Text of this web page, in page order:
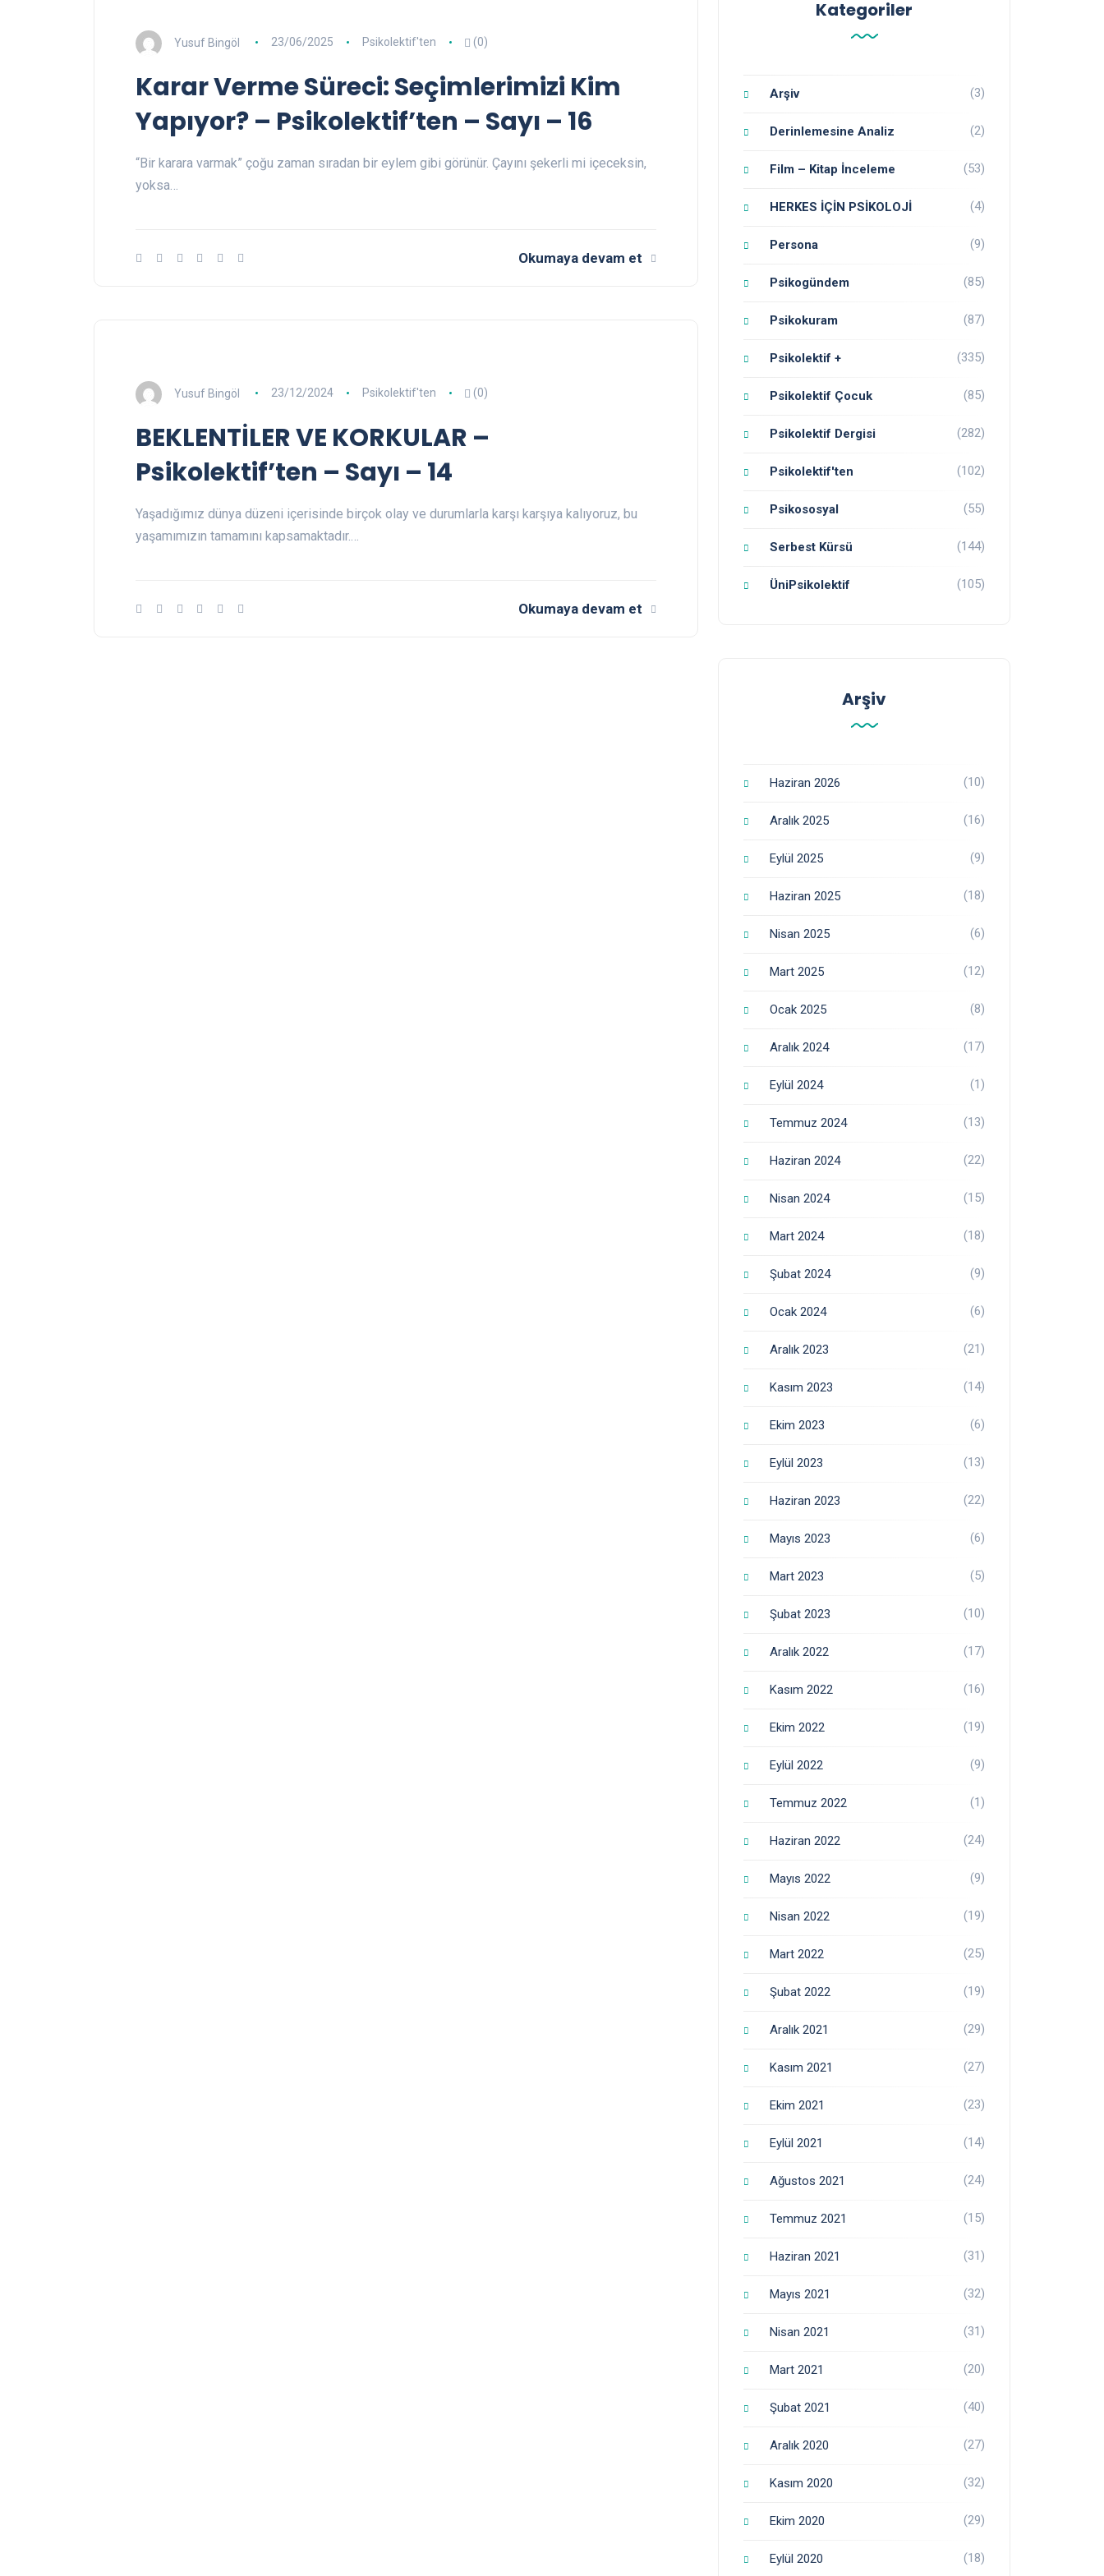
Yusuf Bingöl 23/06/2025 Psikolektif'ten (0)
Karar Verme Süreci: Seçimlerimizi Kim
Yapıyor? – Psikolektif’ten – Sayı – 16
“Bir karara varmak” çoğu zaman sıradan bir eylem gibi görünür. Çayını şekerli mi içeceksin,
yoksa…
Okumaya devam et
Yusuf Bingöl 23/12/2024 Psikolektif'ten (0)
BEKLENTİLER VE KORKULAR –
Psikolektif’ten – Sayı – 14
Yaşadığımız dünya düzeni içerisinde birçok olay ve durumlarla karşı karşıya kalıyoruz, bu
yaşamımızın tamamını kapsamaktadır.…
Okumaya devam et
Kategoriler
Arşiv (3)
Derinlemesine Analiz (2)
Film – Kitap İnceleme (53)
HERKES İÇİN PSİKOLOJİ (4)
Persona (9)
Psikogündem (85)
Psikokuram (87)
Psikolektif + (335)
Psikolektif Çocuk (85)
Psikolektif Dergisi (282)
Psikolektif'ten (102)
Psikososyal (55)
Serbest Kürsü (144)
ÜniPsikolektif (105)
Arşiv
Haziran 2026 (10)
Aralık 2025 (16)
Eylül 2025 (9)
Haziran 2025 (18)
Nisan 2025 (6)
Mart 2025 (12)
Ocak 2025 (8)
Aralık 2024 (17)
Eylül 2024 (1)
Temmuz 2024 (13)
Haziran 2024 (22)
Nisan 2024 (15)
Mart 2024 (18)
Şubat 2024 (9)
Ocak 2024 (6)
Aralık 2023 (21)
Kasım 2023 (14)
Ekim 2023 (6)
Eylül 2023 (13)
Haziran 2023 (22)
Mayıs 2023 (6)
Mart 2023 (5)
Şubat 2023 (10)
Aralık 2022 (17)
Kasım 2022 (16)
Ekim 2022 (19)
Eylül 2022 (9)
Temmuz 2022 (1)
Haziran 2022 (24)
Mayıs 2022 (9)
Nisan 2022 (19)
Mart 2022 (25)
Şubat 2022 (19)
Aralık 2021 (29)
Kasım 2021 (27)
Ekim 2021 (23)
Eylül 2021 (14)
Ağustos 2021 (24)
Temmuz 2021 (15)
Haziran 2021 (31)
Mayıs 2021 (32)
Nisan 2021 (31)
Mart 2021 (20)
Şubat 2021 (40)
Aralık 2020 (27)
Kasım 2020 (32)
Ekim 2020 (29)
Eylül 2020 (18)